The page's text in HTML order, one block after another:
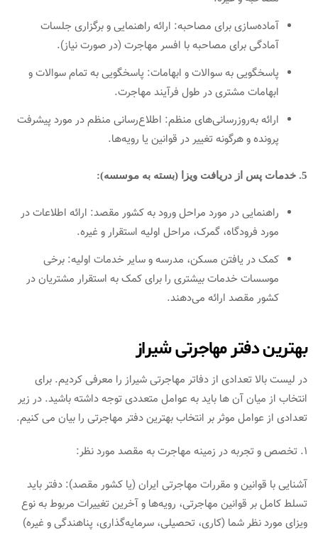
آماده‌سازی برای مصاحبه: ارائه راهنمایی و برگزاری جلسات
آمادگی برای مصاحبه با افسر مهاجرت (در صورت نیاز).
پاسخگویی به سوالات و ابهامات: پاسخگویی به تمام سوالات و
ابهامات مشتری در طول فرآیند مهاجرت.
ارائه به‌روزرسانی‌های منظم: اطلاع‌رسانی منظم در مورد پیشرفت
پرونده و هرگونه تغییر در قوانین یا رویه‌ها.
5. خدمات پس از دریافت ویزا (بسته به موسسه):
راهنمایی در مورد مراحل ورود به کشور مقصد: ارائه اطلاعات در
مورد فرودگاه، گمرک، مراحل اولیه استقرار و غیره.
کمک در یافتن مسکن، مدرسه و سایر خدمات اولیه: برخی
موسسات خدمات بیشتری را برای کمک به استقرار مشتریان در
کشور مقصد ارائه می‌دهند.
بهترین دفتر مهاجرتی شیراز
در لیست بالا تعدادی از دفاتر مهاجرتی شیراز را معرفی کردیم. برای
انتخاب از میان آن ها باید به عوامل متعددی توجه داشته باشید. در زیر
تعدادی از عوامل موثر بر انتخاب بهترین دفتر مهاجرتی را بیان می کنیم.
1. تخصص و تجربه در زمینه مهاجرت به مقصد مورد نظر:
آشنایی با قوانین و مقررات مهاجرتی ایران (یا کشور مقصد): دفتر باید
تسلط کامل بر قوانین مهاجرتی، رویه‌ها و آخرین تغییرات مربوط به نوع
ویزای مورد نظر شما (کاری، تحصیلی، سرمایه‌گذاری، پناهندگی و غیره)